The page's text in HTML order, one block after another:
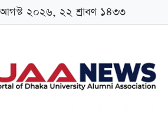
২০২৬, ২২ শ্রাবণ ১৪৩৩